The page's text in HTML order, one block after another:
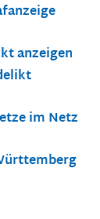
anzeigen
im Netz